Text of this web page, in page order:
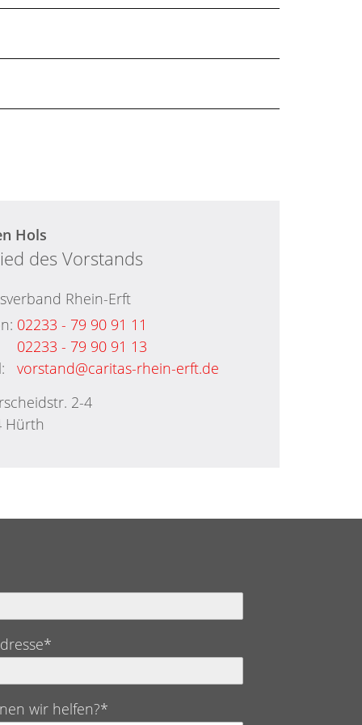
Hols
des Vorstands
Rhein-Erft
02233 - 79 90 91 11
02233 - 79 90 91 13
vorstand@caritas-rhein-erft.de
2-4
Hürth
wir helfen?*